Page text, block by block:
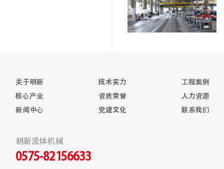
关于明新
核心产业
新闻中心
技术实力
资质荣誉
党建文化
工程案例
人力资源
联系我们
明新流体机械
0575-82156633